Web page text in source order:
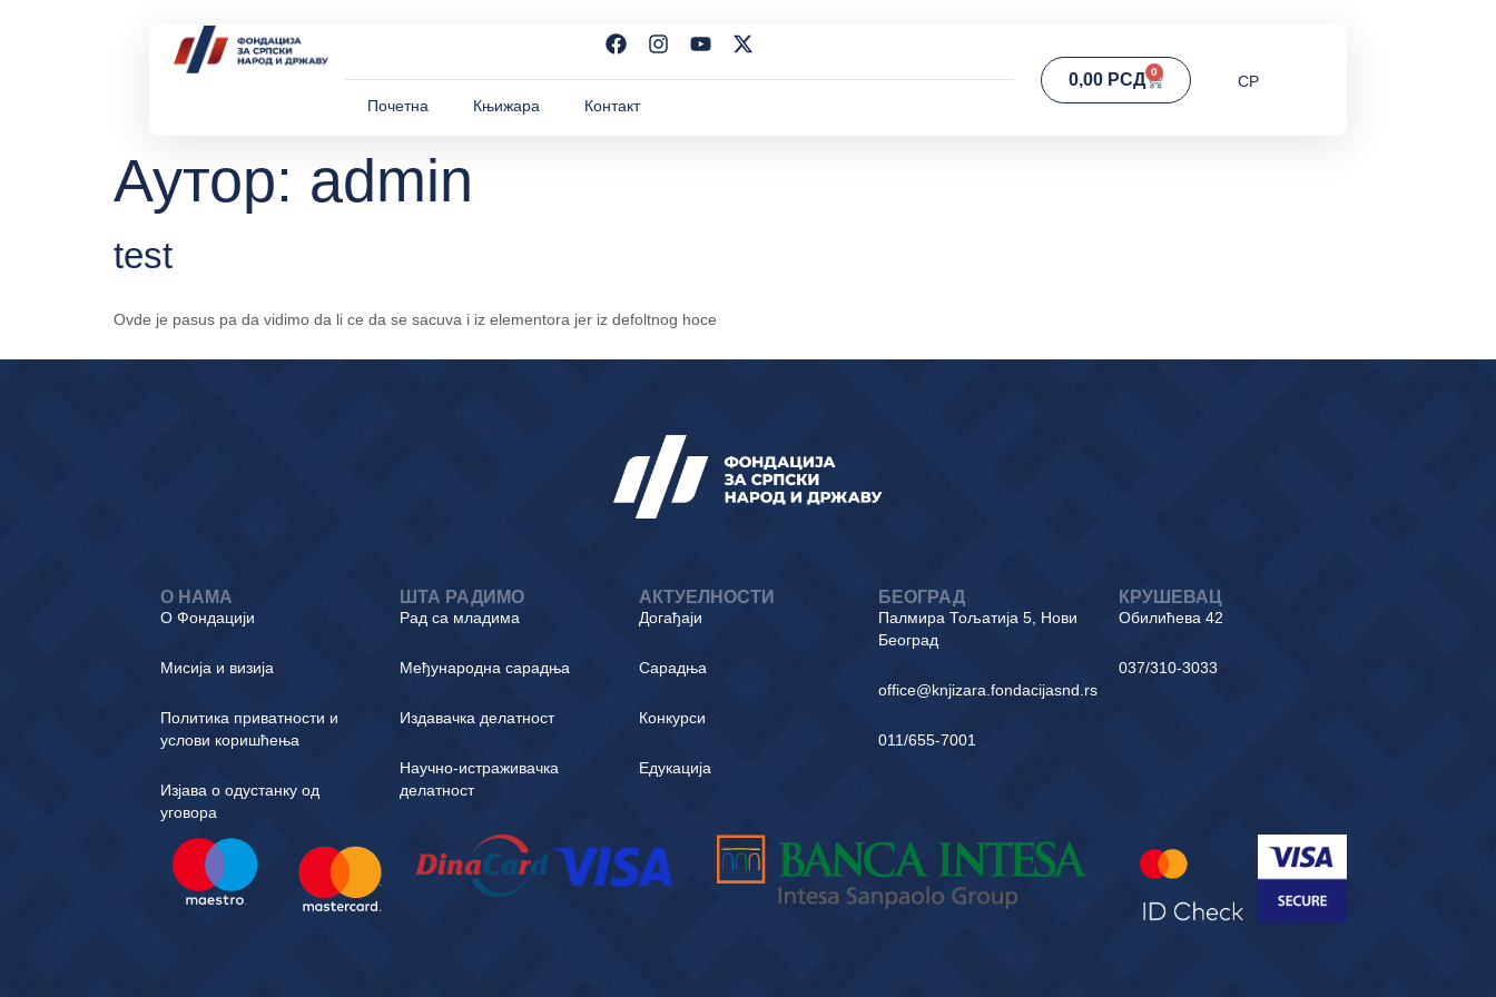
Почетна Књижара Контакт
0,00 РСД 0
СР
Аутор: admin
test
Ovde je pasus pa da vidimo da li ce da se sacuva i iz elementora jer iz defoltnog hoce
О НАМА
О Фондацији
Мисија и визија
Политика приватности и
услови коришћења
Изјава о одустанку од
уговора
ШТА РАДИМО
Рад са младима
Међународна сарадња
Издавачка делатност
Научно-истраживачка
делатност
АКТУЕЛНОСТИ
Догађаји
Сарадња
Конкурси
Едукација
БЕОГРАД
Палмира Тољатија 5, Нови
Београд
office@knjizara.fondacijasnd.rs
011/655-7001
КРУШЕВАЦ
Обилићева 42
037/310-3033